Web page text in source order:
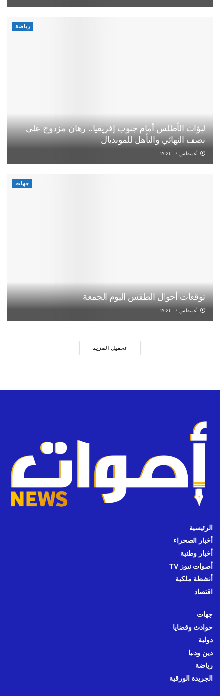
رياضة
لبؤات الأطلس أمام جنوب إفريقيا.. رهان مزدوج على
نصف النهائي والتأهل للمونديال
أغسطس 7, 2026
جهات
توقعات أحوال الطقس اليوم الجمعة
أغسطس 7, 2026
تحميل المزيد
الرئيسية
أخبار الصحراء
أخبار وطنية
أصوات نيوز TV
أنشطة ملكية
اقتصاد
جهات
حوادث وقضايا
دولية
دين ودنيا
رياضة
الجريدة الورقية